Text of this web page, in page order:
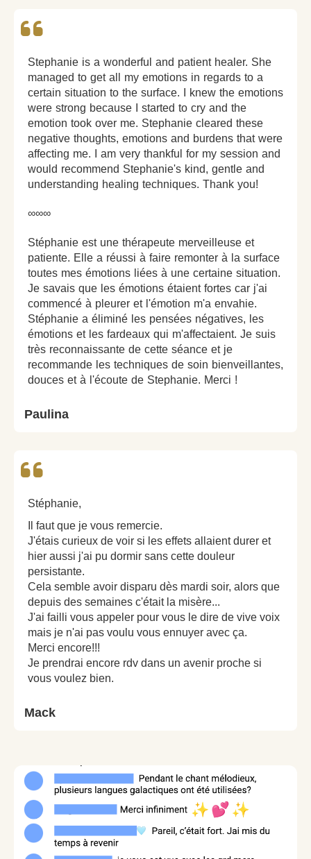
Stephanie is a wonderful and patient healer. She
managed to get all my emotions in regards to a
certain situation to the surface. I knew the emotions
were strong because I started to cry and the
emotion took over me. Stephanie cleared these
negative thoughts, emotions and burdens that were
affecting me. I am very thankful for my session and
would recommend Stephanie's kind, gentle and
understanding healing techniques. Thank you!
∞∞∞
Stéphanie est une thérapeute merveilleuse et
patiente. Elle a réussi à faire remonter à la surface
toutes mes émotions liées à une certaine situation.
Je savais que les émotions étaient fortes car j'ai
commencé à pleurer et l'émotion m'a envahie.
Stéphanie a éliminé les pensées négatives, les
émotions et les fardeaux qui m'affectaient. Je suis
très reconnaissante de cette séance et je
recommande les techniques de soin bienveillantes,
douces et à l'écoute de Stephanie. Merci !
Paulina
Stéphanie,
Il faut que je vous remercie.
J'étais curieux de voir si les effets allaient durer et
hier aussi j'ai pu dormir sans cette douleur
persistante.
Cela semble avoir disparu dès mardi soir, alors que
depuis des semaines c'était la misère...
J'ai failli vous appeler pour vous le dire de vive voix
mais je n'ai pas voulu vous ennuyer avec ça.
Merci encore!!!
Je prendrai encore rdv dans un avenir proche si
vous voulez bien.
Mack